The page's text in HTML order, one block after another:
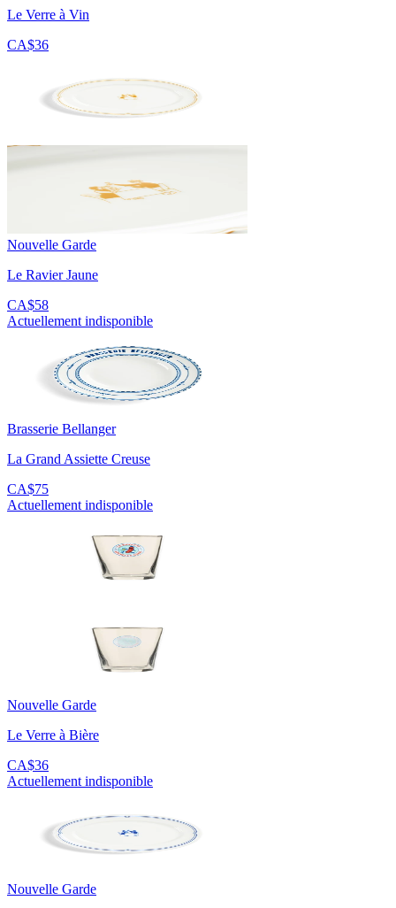
Le Verre à Vin
CA$36
Nouvelle Garde
Le Ravier Jaune
CA$58
Actuellement indisponible
Brasserie Bellanger
La Grand Assiette Creuse
CA$75
Actuellement indisponible
Nouvelle Garde
Le Verre à Bière
CA$36
Actuellement indisponible
Nouvelle Garde